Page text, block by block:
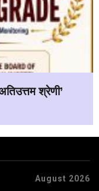
श्रेणी’
August 2026